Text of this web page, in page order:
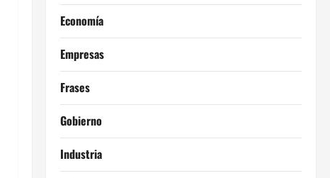
Economía
Empresas
Frases
Gobierno
Industria